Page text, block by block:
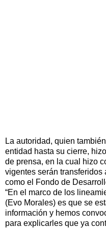
La autoridad, quien
entidad hasta su cierre,
de prensa, en la cual hizo
vigentes serán
como el Fondo de
“En el marco de los
(Evo Morales) es que se
información y hemos
para explicarles que ya